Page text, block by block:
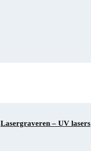
Lasergraveren – UV lasers